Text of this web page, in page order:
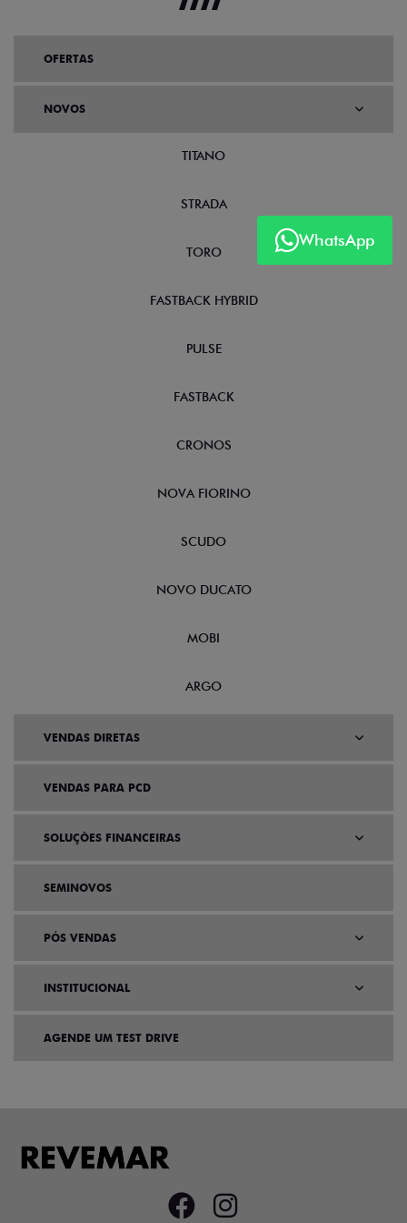
WhatsApp
OFERTAS
NOVOS
TITANO
STRADA
TORO
FASTBACK HYBRID
PULSE
FASTBACK
CRONOS
NOVA FIORINO
SCUDO
NOVO DUCATO
MOBI
ARGO
VENDAS DIRETAS
VENDAS PARA PCD
SOLUÇÕES FINANCEIRAS
SEMINOVOS
PÓS VENDAS
INSTITUCIONAL
AGENDE UM TEST DRIVE